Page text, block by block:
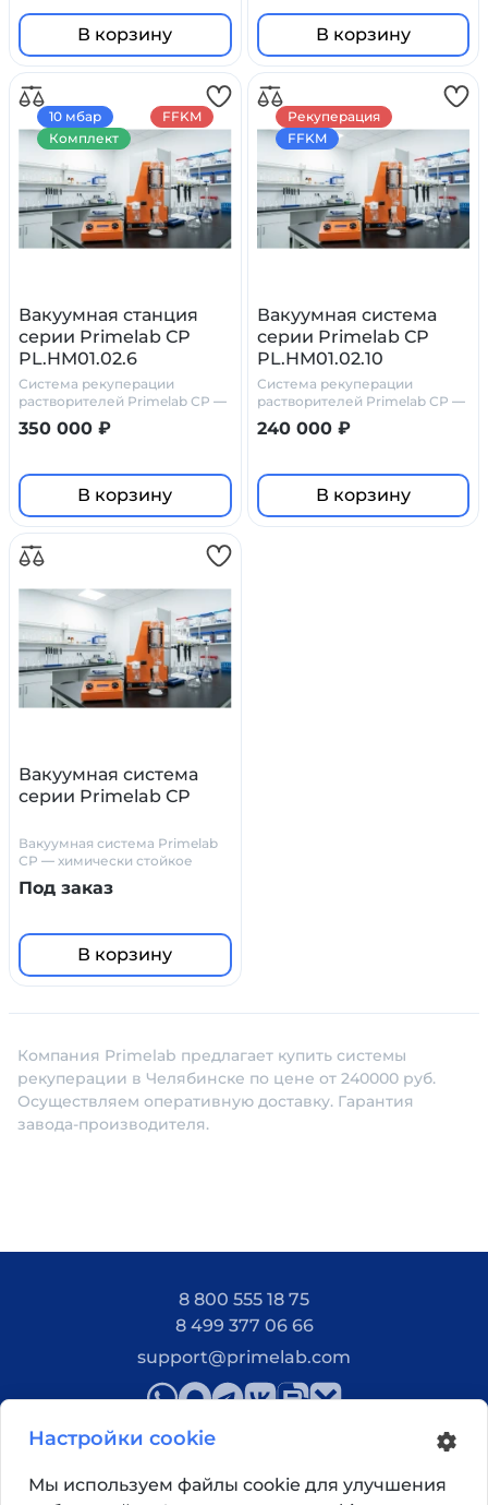
В корзину В корзину
Вакуумная станция
серии Primelab СР
PL.HM01.02.6
Система рекуперации
растворителей Primelab СР —
химически стойкое решение
для лабораторий
350 000 ₽
В корзину
10 мбар
FFKM
Комплект
Вакуумная система
серии Primelab СР
PL.HM01.02.10
Система рекуперации
растворителей Primelab СР —
химически стойкое решение
для лабораторий
240 000 ₽
В корзину
Рекуперация
FFKM
Вакуумная система
серии Primelab СР
Вакуумная система Primelab
СР — химически стойкое
решение для лабораторий
Под заказ
В корзину
Компания Primelab предлагает купить системы
рекуперации в Челябинске по цене от 240000 руб.
Осуществляем оперативную доставку. Гарантия
завода-производителя.
8 800 555 18 75
8 499 377 06 66
support@primelab.com
Настройки cookie
Мы используем файлы cookie для улучшения